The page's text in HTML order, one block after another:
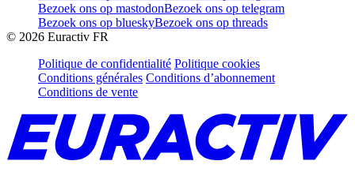
Bezoek ons op mastodonBezoek ons op telegram
Bezoek ons op blueskyBezoek ons op threads
© 2026 Euractiv FR
Politique de confidentialité Politique cookies
Conditions générales Conditions d’abonnement
Conditions de vente